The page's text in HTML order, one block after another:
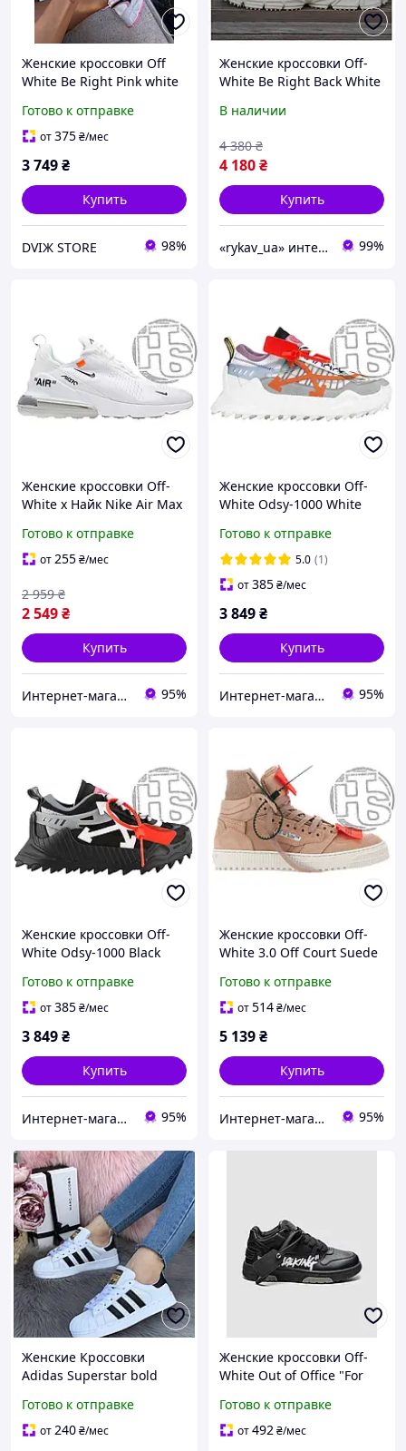
Женские кроссовки Off
White Be Right Pink white
розовые с белым кожа
текстиль демисезон
Готово к отправке
от375₴/мес
3 749₴
Купить
DVIЖ STORE 98%
Женские кроссовки Off-
White Be Right Back White
OWIA289C99FAB0010101,
вайт би райт бэк
В наличии
4 180₴
4 380 ₴
Купить
«rykav_ua» интернет магазин одежды и обуви 99%
Женские кроссовки Off-
White x Найк Nike Air Max
110
Готово к отправке
от255₴/мес
2 549₴
2 959 ₴
Купить
Интернет-магазин "High-Top Store" 95%
Женские кроссовки Off-
White Odsy-1000 White
OMIA139S208000420119
Готово к отправке
5.0 (1)
от385₴/мес
3 849₴
Купить
Интернет-магазин "High-Top Store" 95%
Женские кроссовки Off-
White Odsy-1000 Black
OWIA180F198000761001
Готово к отправке
от385₴/мес
3 849₴
Купить
Интернет-магазин "High-Top Store" 95%
Женские кроссовки Off-
White 3.0 Off Court Suede
Готово к отправке
от514₴/мес
5 139₴
Купить
Интернет-магазин "High-Top Store" 95%
Женские Кроссовки
Adidas Superstar bold
белые, кроссовки адидас
36-40
Готово к отправке
от240₴/мес
Женские кроссовки Off-
White Out of Office "For
дизайнерские
премиальные
Готово к отправке
от492₴/мес